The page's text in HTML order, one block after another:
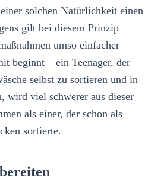
solchen Natürlichkeit einen
gilt bei diesem Prinzip
umso einfacher
beginnt – ein Teenager, der
selbst zu sortieren und in
wird viel schwerer aus dieser
als einer, der schon als
sortierte.